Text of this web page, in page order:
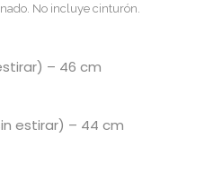
No incluye cinturón.
– 46 cm
estirar) – 44 cm